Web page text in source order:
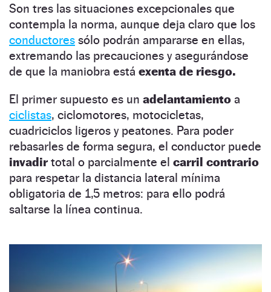
Son tres las situaciones excepcionales que
contempla la norma, aunque deja claro que los
conductores sólo podrán ampararse en ellas,
extremando las precauciones y asegurándose
de que la maniobra está exenta de riesgo.
El primer supuesto es un adelantamiento a
ciclistas, ciclomotores, motocicletas,
cuadriciclos ligeros y peatones. Para poder
rebasarles de forma segura, el conductor puede
invadirtotal o parcialmente el carril contrario
para respetar la distancia lateral mínima
obligatoria de 1,5 metros: para ello podrá
saltarse la línea continua.